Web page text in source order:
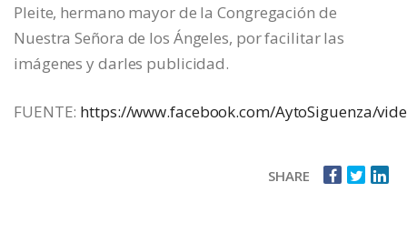
Pleite, hermano mayor de la Congregación de
Nuestra Señora de los Ángeles, por facilitar las
imágenes y darles publicidad.
FUENTE: https://www.facebook.com/AytoSiguenza/
SHARE